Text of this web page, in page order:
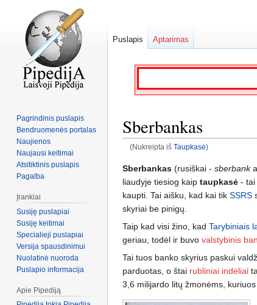
Sberbankas
(Nukreipta iš Taupkasė)
Jump
to
navigation
Jump
to
search
Sberbankas (rusiškai - sberbank
liaudyje tiesiog kaip taupkasė - tai
kaupti. Tai aišku, kad kai tik SSRS
skyriai be pinigų.
Taip kad visi žino, kad Tarybiniais
geriau, todėl ir buvo valstybinis
Tai tuos banko skyrius paskui
parduotas, o štai rubliniai indėliai
3,6 milijardo litų žmonėms,
Puslapis Aptarimas
Pagrindinis puslapis
Bendruomenės portalas
Naujienos
Naujausi keitimai
Atsitiktinis puslapis
Pagalba
Įrankiai
Susiję puslapiai
Susiję keitimai
Specialieji puslapiai
Versija spausdinimui
Nuolatinė nuoroda
Puslapio informacija
Apie Pipediją